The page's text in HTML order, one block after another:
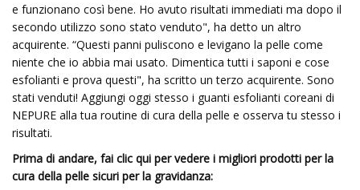
e funzionano così bene. Ho avuto risultati immediati ma dopo il
secondo utilizzo sono stato venduto", ha detto un altro
acquirente. “Questi panni puliscono e levigano la pelle come
niente che io abbia mai usato. Dimentica tutti i saponi e cose
esfolianti e prova questi", ha scritto un terzo acquirente. Sono
stati venduti! Aggiungi oggi stesso i guanti esfolianti coreani di
NEPURE alla tua routine di cura della pelle e osserva tu stesso i
risultati.
Prima di andare, fai clic qui per vedere i migliori prodotti per la
cura della pelle sicuri per la gravidanza: